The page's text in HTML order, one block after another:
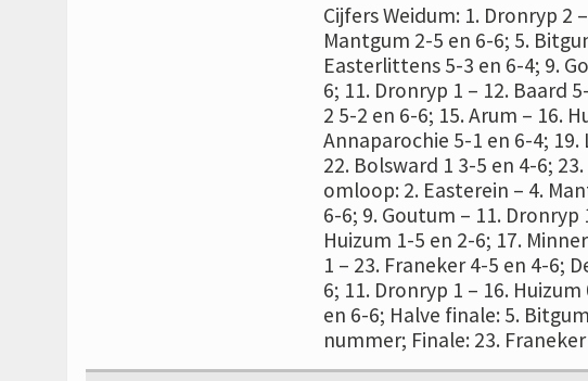
Cijfers Weidum: 1. Dronryp 2
Mantgum 2-5 en 6-6; 5.
Easterlittens 5-3 en 6-4; 9.
6; 11. Dronryp 1 – 12. Baard
2 5-2 en 6-6; 15. Arum – 16.
Annaparochie 5-1 en 6-4; 19.
22. Bolsward 1 3-5 en 4-6;
omloop: 2. Easterein – 4.
6-6; 9. Goutum – 11.
Huizum 1-5 en 2-6; 17.
1 – 23. Franeker 4-5 en 4-6;
6; 11. Dronryp 1 – 16.
en 6-6; Halve finale: 5.
nummer; Finale: 23.